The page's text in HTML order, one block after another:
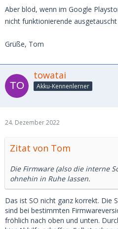
Aber blöd, wenn im Google
nicht funktionierende
Grüße, Tom
towatai
Akku-Kennenlerner
24. Dezember 2022
Zitat von Tom
Die Firmware (also die interne
ohnehin in Ruhe lassen.
Das ist SO nicht ganz korrekt. Die
sind bei bestimmten
fröhlich nach oben und unten.